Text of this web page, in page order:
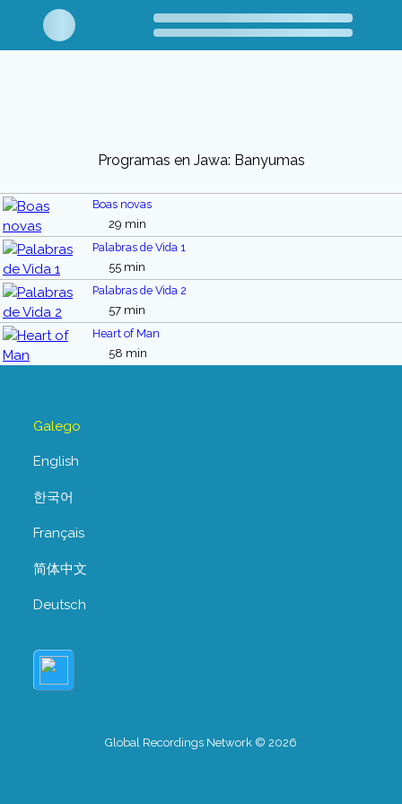
Programas en Jawa: Banyumas
Boas novas
29 min
Palabras de Vida 1
55 min
Palabras de Vida 2
57 min
Heart of Man
58 min
Galego
English
한국어
Français
简体中文
Deutsch
Global Recordings Network © 2026